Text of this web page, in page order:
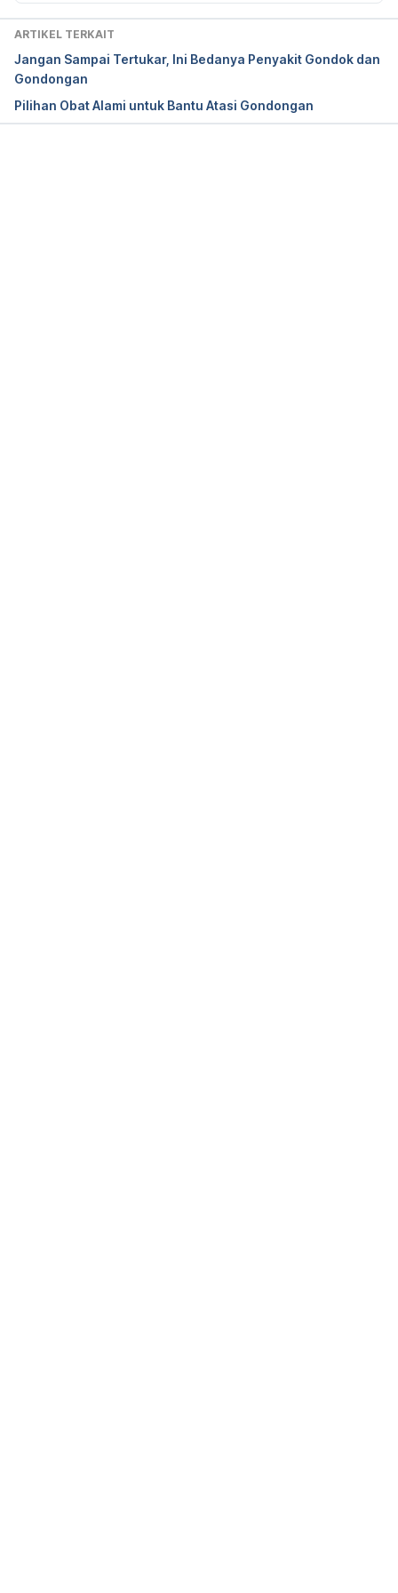
conditions/mumps/basics/definition/con-20019914
Accessed December 12th, 2015
ARTIKEL TERKAIT
Jangan Sampai Tertukar, Ini Bedanya Penyakit Gondok dan
Gondongan
Pilihan Obat Alami untuk Bantu Atasi Gondongan